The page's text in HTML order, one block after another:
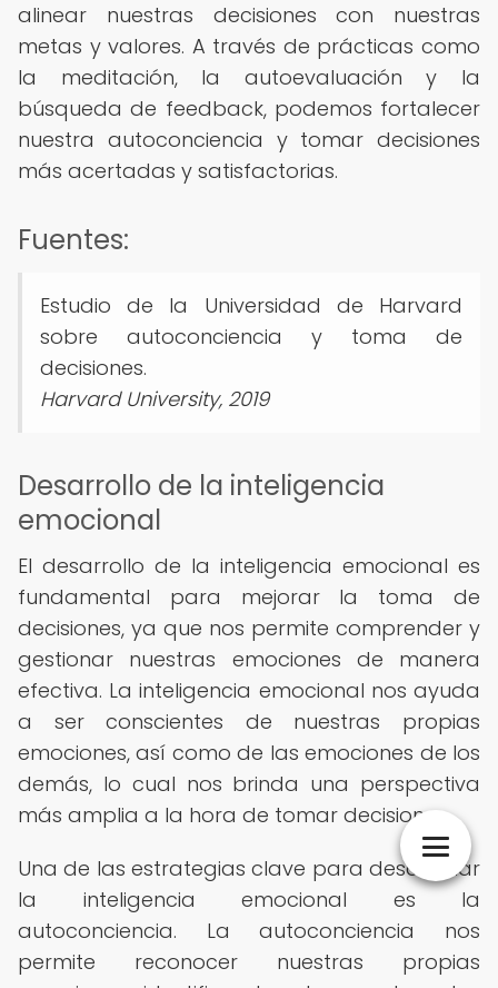
alinear nuestras decisiones con nuestras
metas y valores. A través de prácticas como
la meditación, la autoevaluación y la
búsqueda de feedback, podemos fortalecer
nuestra autoconciencia y tomar decisiones
más acertadas y satisfactorias.
Fuentes:
Estudio de la Universidad de Harvard
sobre autoconciencia y toma de
decisiones.
Harvard University, 2019
Desarrollo de la inteligencia
emocional
El desarrollo de la inteligencia emocional es
fundamental para mejorar la toma de
decisiones, ya que nos permite comprender y
gestionar nuestras emociones de manera
efectiva. La inteligencia emocional nos ayuda
a ser conscientes de nuestras propias
emociones, así como de las emociones de los
demás, lo cual nos brinda una perspectiva
más amplia a la hora de tomar decisiones.
Una de las estrategias clave para desarrollar
la inteligencia emocional es la
autoconciencia. La autoconciencia nos
permite reconocer nuestras propias